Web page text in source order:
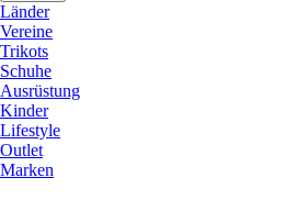
Länder
Vereine
Trikots
Schuhe
Ausrüstung
Kinder
Lifestyle
Outlet
Marken